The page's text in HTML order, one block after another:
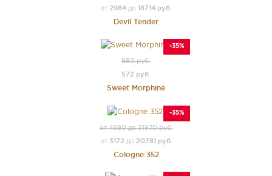
от 2984 до 18714 руб.
Devil Tender
-35%
880 руб.
572 руб.
Sweet Morphine
-35%
от 4880 до 31970 руб.
от 3172 до 20781 руб.
Cologne 352